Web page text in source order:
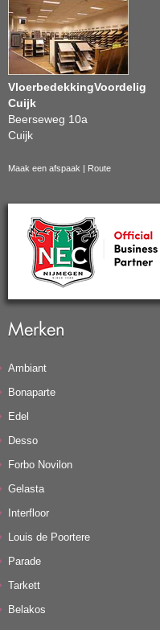
VloerbedekkingVoordelig
Cuijk
Beerseweg 10a
Cuijk
Maak een afspaak | Route
Merken
Ambiant
Bonaparte
Edel
Desso
Forbo Novilon
Gelasta
Interfloor
Louis de Poortere
Parade
Tarkett
Belakos